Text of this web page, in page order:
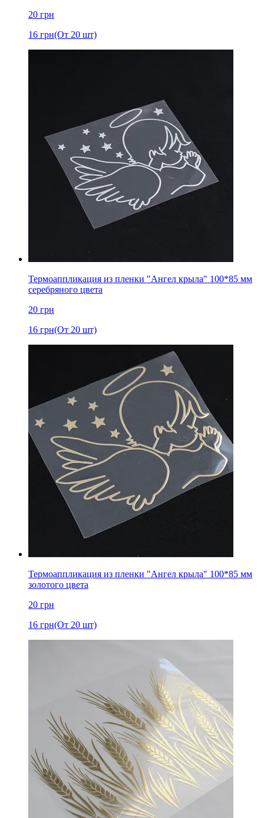
20 грн
16 грн(От 20 шт)
Термоаппликация из пленки "Ангел крыла" 100*85 мм
серебряного цвета
20 грн
16 грн(От 20 шт)
Термоаппликация из пленки "Ангел крыла" 100*85 мм
золотого цвета
20 грн
16 грн(От 20 шт)